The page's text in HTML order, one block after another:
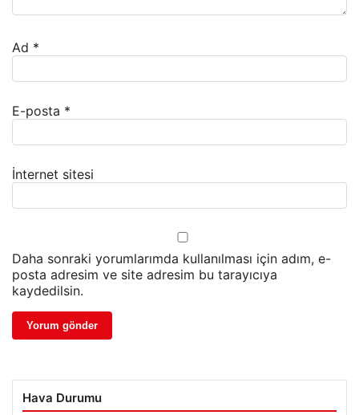
Ad *
E-posta *
İnternet sitesi
Daha sonraki yorumlarımda kullanılması için adım, e-
posta adresim ve site adresim bu tarayıcıya
kaydedilsin.
Hava Durumu